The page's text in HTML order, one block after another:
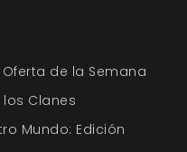
de la Semana
Clanes
Mundo: Edición